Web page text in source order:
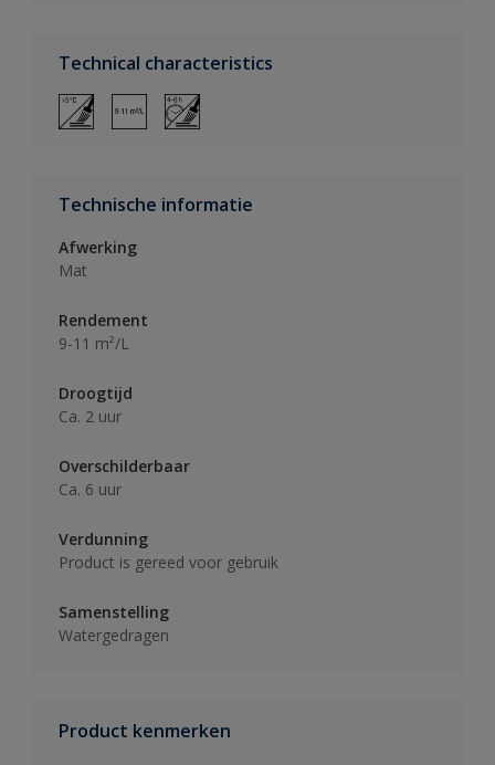
Technical characteristics
Technische informatie
Afwerking
Mat
Rendement
9-11 m²/L
Droogtijd
Ca. 2 uur
Overschilderbaar
Ca. 6 uur
Verdunning
Product is gereed voor gebruik
Samenstelling
Watergedragen
Product kenmerken